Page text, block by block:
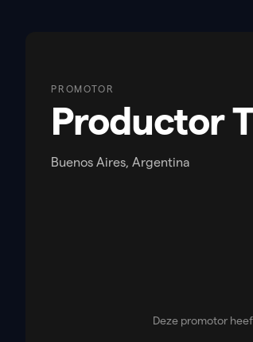
PROMOTOR
Productor
Buenos Aires, Argentina
Deze promotor